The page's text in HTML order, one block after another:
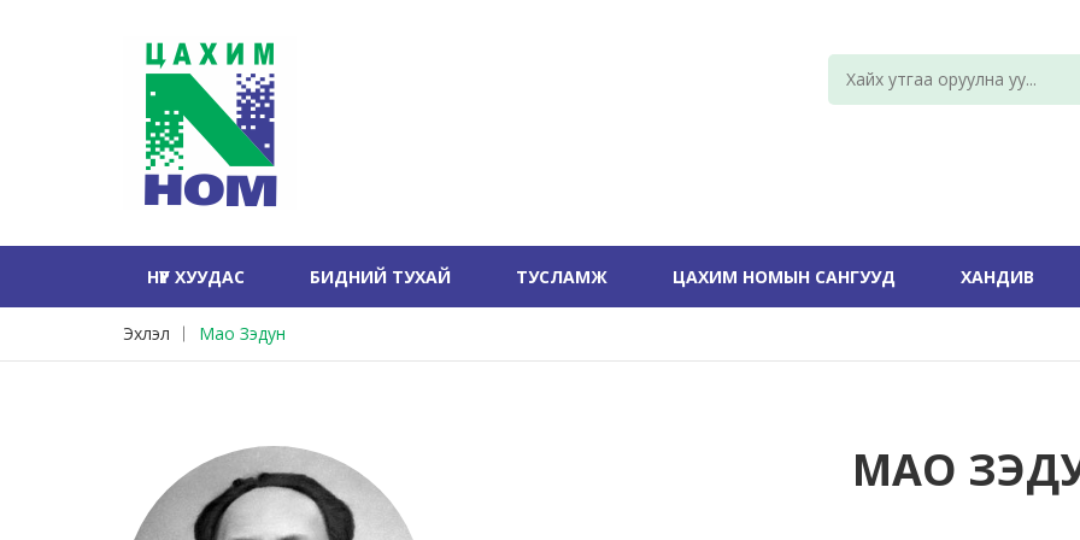
НҮҮР ХУУДАС БИДНИЙ ТУХАЙ ТУСЛАМЖ ЦАХИМ НОМЫН САНГУУД ХАНДИВ
Эхлэл Мао Зэдун
МАО